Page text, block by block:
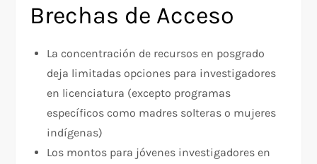
Brechas de Acceso
La concentración de recursos en posgrado
deja limitadas opciones para investigadores
en licenciatura (excepto programas
específicos como madres solteras o mujeres
indígenas)​
Los montos para jóvenes investigadores en